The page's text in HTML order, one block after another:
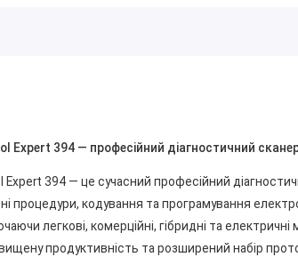
Expert 394 — професійний діагностичний
Expert 394 — це сучасний професійний
процедури, кодування та програмування
легкові, комерційні, гібридні та
продуктивність та розширений набір